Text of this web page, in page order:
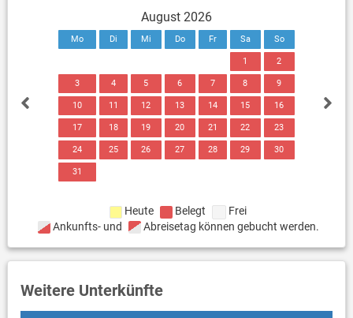
August 2026
Mo Di Mi Do Fr Sa So
1 2
3 4 5 6 7 8 9
10 11 12 13 14 15 16
17 18 19 20 21 22 23
24 25 26 27 28 29 30
31
Heute Belegt
Frei
Ankunfts- und
Abreisetag können gebucht werden.
Weitere Unterkünfte